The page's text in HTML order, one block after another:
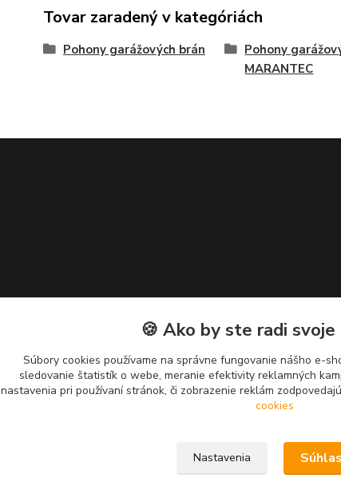
Tovar zaradený v kategóriách
Pohony garážových brán
Pohony
MARANTEC
🍪 Ako by ste radi svoje
Súbory cookies používame na správne fungovanie nášho e-
sledovanie štatistík o webe, meranie efektivity reklamných
nastavenia pri používaní stránok, či zobrazenie reklám
cookies
Nastavenia